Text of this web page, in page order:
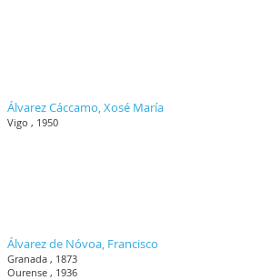
Álvarez Cáccamo, Xosé María
Vigo , 1950
Álvarez de Nóvoa, Francisco
Granada , 1873
Ourense , 1936